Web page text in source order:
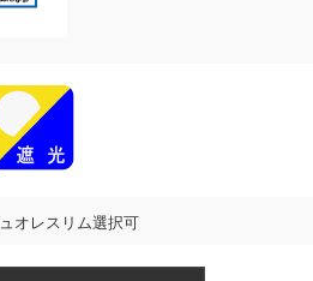
オレスリム選択可